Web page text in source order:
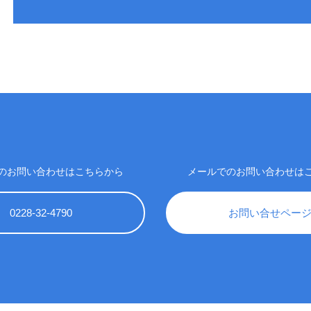
お問い合わせはこちらから
0228-32-4790
メールでのお問い合わせは
お問い合せページ